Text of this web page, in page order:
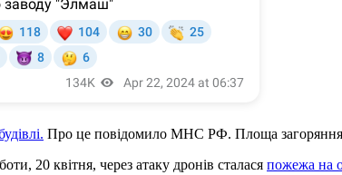
Про це повідомило МНС РФ. Площа загоряння
20 квітня, через атаку дронів сталася пожежа на